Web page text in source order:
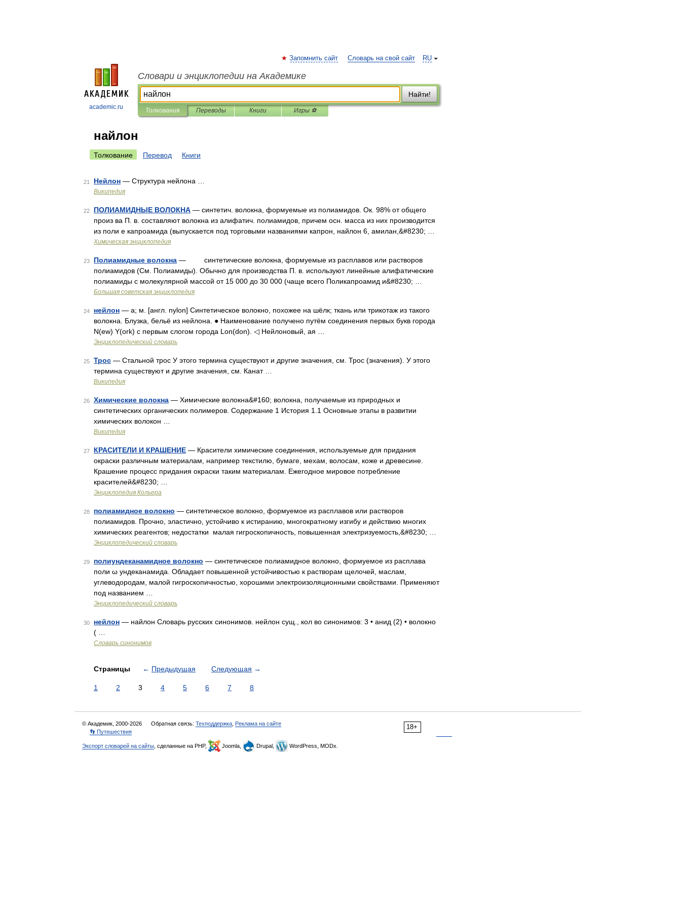
academic.ru
RU
Запомнить сайт Словарь на свой сайт
Словари и энциклопедии на Академике
Найти!
Толкования Переводы Книги Игры ⚽
найлон
Толкование Перевод Книги
21 Нейлон — Структура нейлона …
Википедия
22 ПОЛИАМИДНЫЕ ВОЛОКНА — синтетич. волокна, формуемые из полиамидов. Ок. 98% от общего
произ ва П. в. составляют волокна из алифатич. полиамидов, причем осн. масса из них производится
из поли e капроамида (выпускается под торговыми названиями капрон, найлон 6, амилан,&#8230; …
Химическая энциклопедия
23 Полиамидные волокна — синтетические волокна, формуемые из расплавов или растворов
полиамидов (См. Полиамиды). Обычно для производства П. в. используют линейные алифатические
полиамиды с молекулярной массой от 15 000 до 30 000 (чаще всего Поликапроамид и&#8230; …
Большая советская энциклопедия
24 нейлон — а; м. [англ. nylon] Синтетическое волокно, похожее на шёлк; ткань или трикотаж из такого
волокна. Блузка, бельё из нейлона. ● Наименование получено путём соединения первых букв города
N(ew) Y(ork) с первым слогом города Lon(don). ◁ Нейлоновый, ая …
Энциклопедический словарь
25 Трос — Стальной трос У этого термина существуют и другие значения, см. Трос (значения). У этого
термина существуют и другие значения, см. Канат …
Википедия
26 Химические волокна — Химические волокна&#160; волокна, получаемые из природных и
синтетических органических полимеров. Содержание 1 История 1.1 Основные этапы в развитии
химических волокон …
Википедия
27 КРАСИТЕЛИ И КРАШЕНИЕ — Красители химические соединения, используемые для придания
окраски различным материалам, например текстилю, бумаге, мехам, волосам, коже и древесине.
Крашение процесс придания окраски таким материалам. Ежегодное мировое потребление
красителей&#8230; …
Энциклопедия Кольера
28 полиамидное волокно — синтетическое волокно, формуемое из расплавов или растворов
полиамидов. Прочно, эластично, устойчиво к истиранию, многократному изгибу и действию многих
химических реагентов; недостатки малая гигроскопичность, повышенная электризуемость,&#8230; …
Энциклопедический словарь
29 полиундеканамидное волокно — синтетическое полиамидное волокно, формуемое из расплава
поли ω ундеканамида. Обладает повышенной устойчивостью к растворам щелочей, маслам,
углеводородам, малой гигроскопичностью, хорошими электроизоляционными свойствами. Применяют
под названием …
Энциклопедический словарь
30 нейлон — найлон Словарь русских синонимов. нейлон сущ., кол во синонимов: 3 • анид (2) • волокно
( …
Словарь синонимов
Страницы ← Предыдущая Следующая →
1 2 3 4 5 6 7 8
18+
© Академик, 2000-2026 Обратная связь: Техподдержка Реклама на сайте
👣 Путешествия
Экспорт словарей на сайты , сделанные на PHP, Joomla, Drupal, WordPress, MODx.